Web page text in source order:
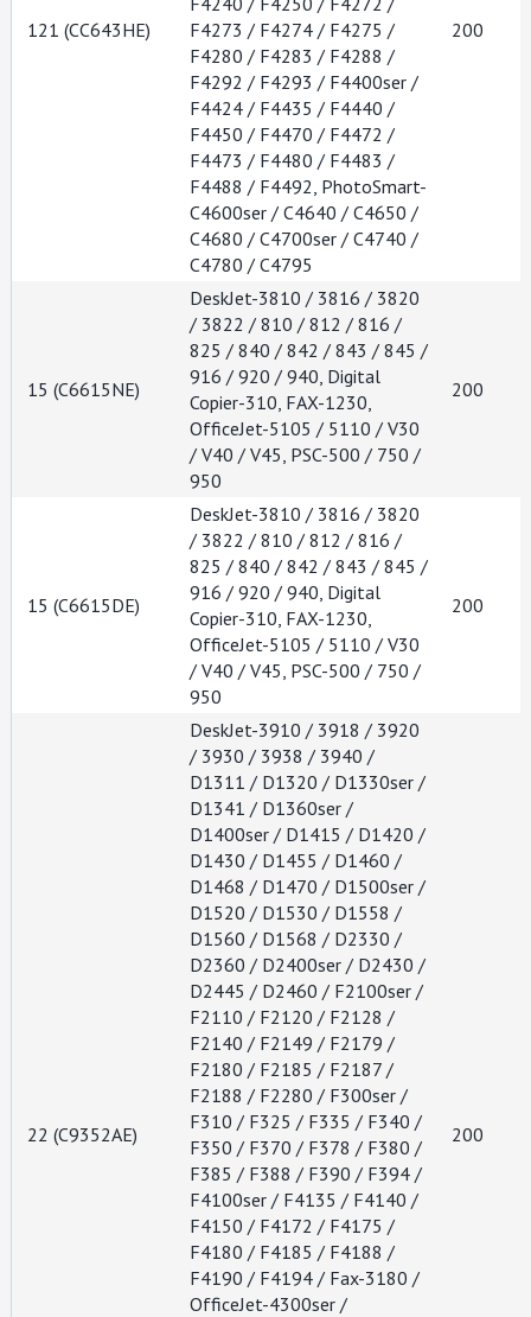
121 (CC643HE)
F4273 / F4274 / F4275 /
F4280 / F4283 / F4288 /
F4292 / F4293 / F4400ser /
F4424 / F4435 / F4440 /
F4450 / F4470 / F4472 /
F4473 / F4480 / F4483 /
F4488 / F4492, PhotoSmart-
C4600ser / C4640 / C4650 /
C4680 / C4700ser / C4740 /
C4780 / C4795
200
15 (C6615NE)
DeskJet-3810 / 3816 / 3820
/ 3822 / 810 / 812 / 816 /
825 / 840 / 842 / 843 / 845 /
916 / 920 / 940, Digital
Copier-310, FAX-1230,
OfficeJet-5105 / 5110 / V30
/ V40 / V45, PSC-500 / 750 /
950
200
15 (C6615DE)
DeskJet-3810 / 3816 / 3820
/ 3822 / 810 / 812 / 816 /
825 / 840 / 842 / 843 / 845 /
916 / 920 / 940, Digital
Copier-310, FAX-1230,
OfficeJet-5105 / 5110 / V30
/ V40 / V45, PSC-500 / 750 /
950
200
22 (C9352AE)
DeskJet-3910 / 3918 / 3920
/ 3930 / 3938 / 3940 /
D1311 / D1320 / D1330ser /
D1341 / D1360ser /
D1400ser / D1415 / D1420 /
D1430 / D1455 / D1460 /
D1468 / D1470 / D1500ser /
D1520 / D1530 / D1558 /
D1560 / D1568 / D2330 /
D2360 / D2400ser / D2430 /
D2445 / D2460 / F2100ser /
F2110 / F2120 / F2128 /
F2140 / F2149 / F2179 /
F2180 / F2185 / F2187 /
F2188 / F2280 / F300ser /
F310 / F325 / F335 / F340 /
F350 / F370 / F378 / F380 /
F385 / F388 / F390 / F394 /
F4100ser / F4135 / F4140 /
F4150 / F4172 / F4175 /
F4180 / F4185 / F4188 /
F4190 / F4194 / Fax-3180 /
OfficeJet-4300ser /
200